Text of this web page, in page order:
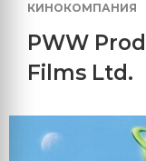
КИНОКОМПАНИЯ
PWW
Films Ltd.